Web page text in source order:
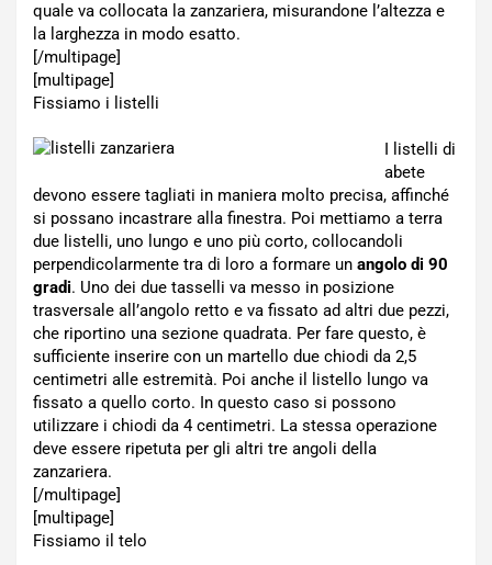
quale va collocata la zanzariera, misurandone l’altezza e
la larghezza in modo esatto.
[/multipage]
[multipage]
Fissiamo i listelli
I listelli di
abete
devono essere tagliati in maniera molto precisa, affinché
si possano incastrare alla finestra. Poi mettiamo a terra
due listelli, uno lungo e uno più corto, collocandoli
perpendicolarmente tra di loro a formare un angolo di 90
gradi. Uno dei due tasselli va messo in posizione
trasversale all’angolo retto e va fissato ad altri due pezzi,
che riportino una sezione quadrata. Per fare questo, è
sufficiente inserire con un martello due chiodi da 2,5
centimetri alle estremità. Poi anche il listello lungo va
fissato a quello corto. In questo caso si possono
utilizzare i chiodi da 4 centimetri. La stessa operazione
deve essere ripetuta per gli altri tre angoli della
zanzariera.
[/multipage]
[multipage]
Fissiamo il telo